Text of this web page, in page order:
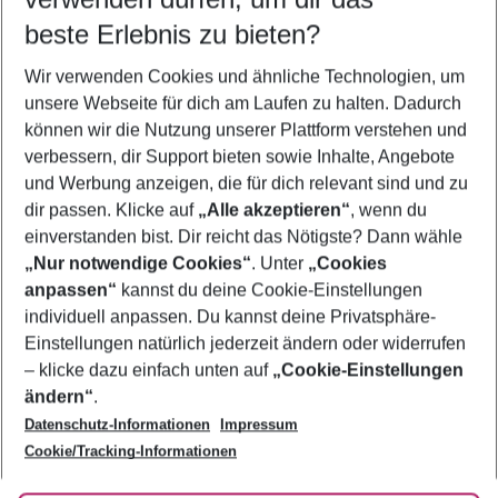
5-8 Nächte
2 Erwachsene Keine Kinder
Mehr Filter anzeigen
Footer
Footer navigation
Über uns
AGB
Bestpreisgarantie
Cookie-Einstellungen ändern
Cookie-Richtlinie
Agenturbetreuung
Barrierefreies Reisen
Folge uns
beste Erlebnis zu bieten?
Wir verwenden Cookies und ähnliche Technologien, um
unsere Webseite für dich am Laufen zu halten. Dadurch
können wir die Nutzung unserer Plattform verstehen und
verbessern, dir Support bieten sowie Inhalte, Angebote
und Werbung anzeigen, die für dich relevant sind und zu
dir passen. Klicke auf „Alle akzeptieren“, wenn du
einverstanden bist. Dir reicht das Nötigste? Dann wähle
„Nur notwendige Cookies“. Unter „Cookies
anpassen“ kannst du deine Cookie-Einstellungen
individuell anpassen. Du kannst deine Privatsphäre-
Einstellungen natürlich jederzeit ändern oder widerrufen
– klicke dazu einfach unten auf „Cookie-Einstellungen
ändern“.
Datenschutz-Informationen
Impressum
Cookie/Tracking-Informationen